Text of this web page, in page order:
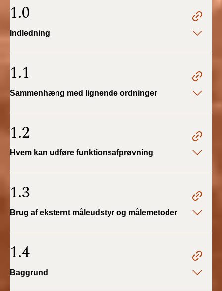
BR18 (1/1 - 30/6
2022)
BR18 (1/1-29/6
1.0
Indledning
1.1
Sammenhæng med lignende ordninger
1.2
Hvem kan udføre funktionsafprøvning
1.3
Brug af eksternt måleudstyr og målemetoder
1.4
Baggrund